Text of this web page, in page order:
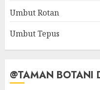
Umbut Rotan
Umbut Tepus
@TAMAN BOTANI